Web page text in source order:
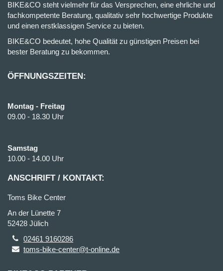
BIKE&CO steht vielmehr für das Versprechen, eine ehrliche und
fachkompetente Beratung, qualitativ sehr hochwertige Produkte
und einen erstklassigen Service zu bieten.
BIKE&CO bedeutet, hohe Qualität zu günstigen Preisen bei
bester Beratung zu bekommen.
ÖFFNUNGSZEITEN:
Montag - Freitag
09.00 - 18.30 Uhr
Samstag
10.00 - 14.00 Uhr
ANSCHRIFT / KONTAKT:
Toms Bike Center
An der Lünette 7
52428 Jülich
02461 9160286
toms-bike-center@t-online.de